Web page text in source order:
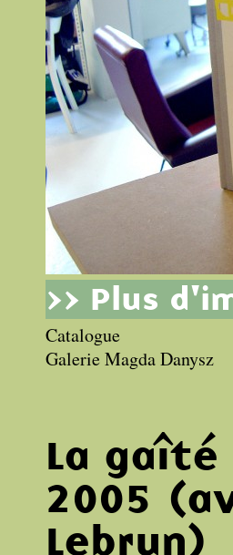
>> Plus
Catalogue
Galerie Magda Danysz
La
2005
Lebrun)